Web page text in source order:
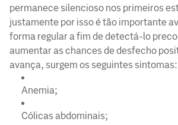
permanece silencioso nos primeiros
justamente por isso é tão importante
forma regular a fim de detectá-lo
aumentar as chances de desfecho
avança, surgem os seguintes sintomas:
Anemia;
Cólicas abdominais;